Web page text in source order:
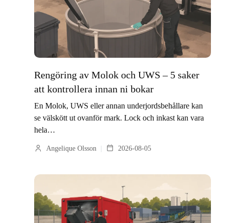
Rengöring av Molok och UWS – 5 saker
att kontrollera innan ni bokar
En Molok, UWS eller annan underjordsbehållare kan
se välskött ut ovanför mark. Lock och inkast kan vara
hela…
Angelique Olsson 2026-08-05